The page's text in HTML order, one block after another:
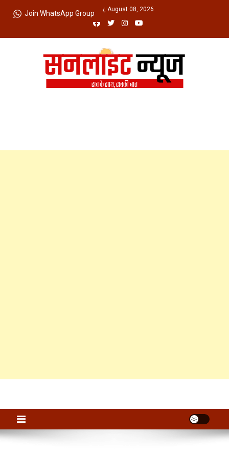
Saturday, August 08, 2026
Join WhatsApp Group